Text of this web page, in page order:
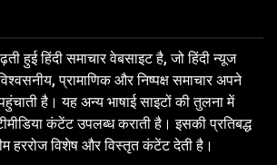
हुई हिंदी समाचार वेबसाइट है, जो हिंदी न्यूज
प्रामाणिक और निष्पक्ष समाचार अपने
है। यह अन्य भाषाई साइटों की तुलना में
कंटेंट उपलब्ध कराती है। इसकी प्रतिबद्ध
हररोज विशेष और विस्तृत कंटेंट देती है।